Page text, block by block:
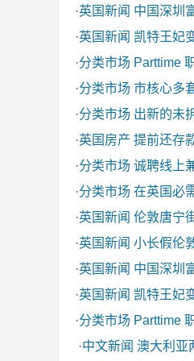
·英国新闻 中国深圳
·英国新闻 凯特王妃
·分类市场 Parttime
·分类市场 市核心多
·分类市场 出新的未
·英国房产 提前还存
·分类市场 诚聘线上
·分类市场 在英国必
·英国新闻 伦敦唐宁
·英国新闻 小长假伦
·英国新闻 中国深圳
·英国新闻 凯特王妃
·分类市场 Parttime
·中文新闻 澳大利亚